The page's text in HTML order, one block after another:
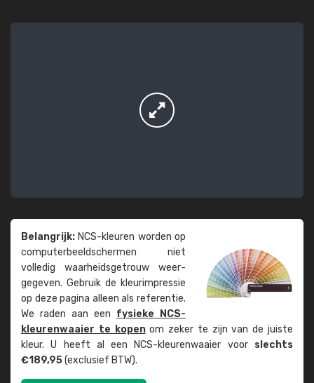
Belangrijk: NCS-kleuren worden op
computer­beeld­schermen niet
volledig waarheids­­getrouw weer­
gegeven. Gebruik de kleur­impressie
op deze pagina alleen als referentie.
We raden aan een fysieke NCS-
kleuren­waaier te kopenom zeker te zijn van de juiste
kleur. U heeft al een NCS-kleuren­waaier voor slechts
€189,95(exclusief BTW).